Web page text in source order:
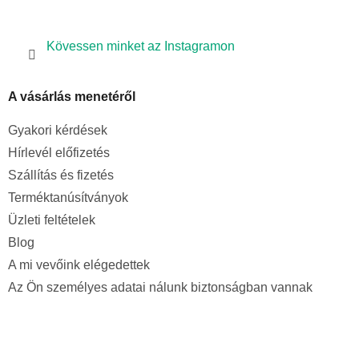
Kövessen minket az Instagramon
A vásárlás menetéről
Gyakori kérdések
Hírlevél előfizetés
Szállítás és fizetés
Terméktanúsítványok
Üzleti feltételek
Blog
A mi vevőink elégedettek
Az Ön személyes adatai nálunk biztonságban vannak